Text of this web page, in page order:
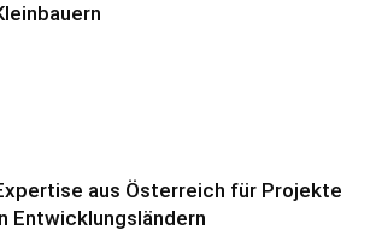
aus Österreich für Projekte
Entwicklungsländern